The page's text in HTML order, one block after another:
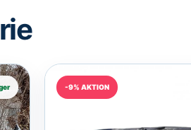
-9% AKTION